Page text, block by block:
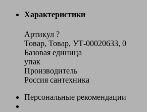
Характеристики
Артикул ?
Товар, Товар, УТ-00020633, 0
Базовая единица
упак
Производитель
Россия сантехника
Персональные рекомендации